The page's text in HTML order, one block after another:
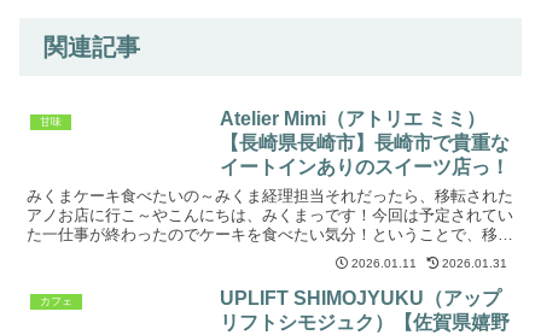
関連記事
甘味
Atelier Mimi（アトリエ ミミ）
【長崎県長崎市】長崎市で貴重な
イートインありのスイーツ店っ！
みくまケーキ食べたいの～みくま経理担当それだったら、移転された
アノお店に行こ～やこんにちは、みくまっです！今回は予定されてい
た一仕事が終わったのでケーキを食べたい気分！ということで、移転
されたアノ洋菓子店に行って参りました(*'ω'*)でっ...2026.01.11 2026.01.31
カフェ
UPLIFT SHIMOJYUKU（アップ
リフトシモジュク）【佐賀県嬉野